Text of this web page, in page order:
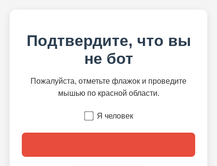
Подтвердите, что вы
не бот
Пожалуйста, отметьте флажок и проведите
мышью по красной области.
Я человек